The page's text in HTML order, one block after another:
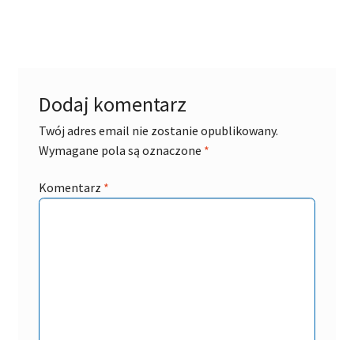
Dodaj komentarz
Twój adres email nie zostanie opublikowany.
Wymagane pola są oznaczone *
Komentarz *